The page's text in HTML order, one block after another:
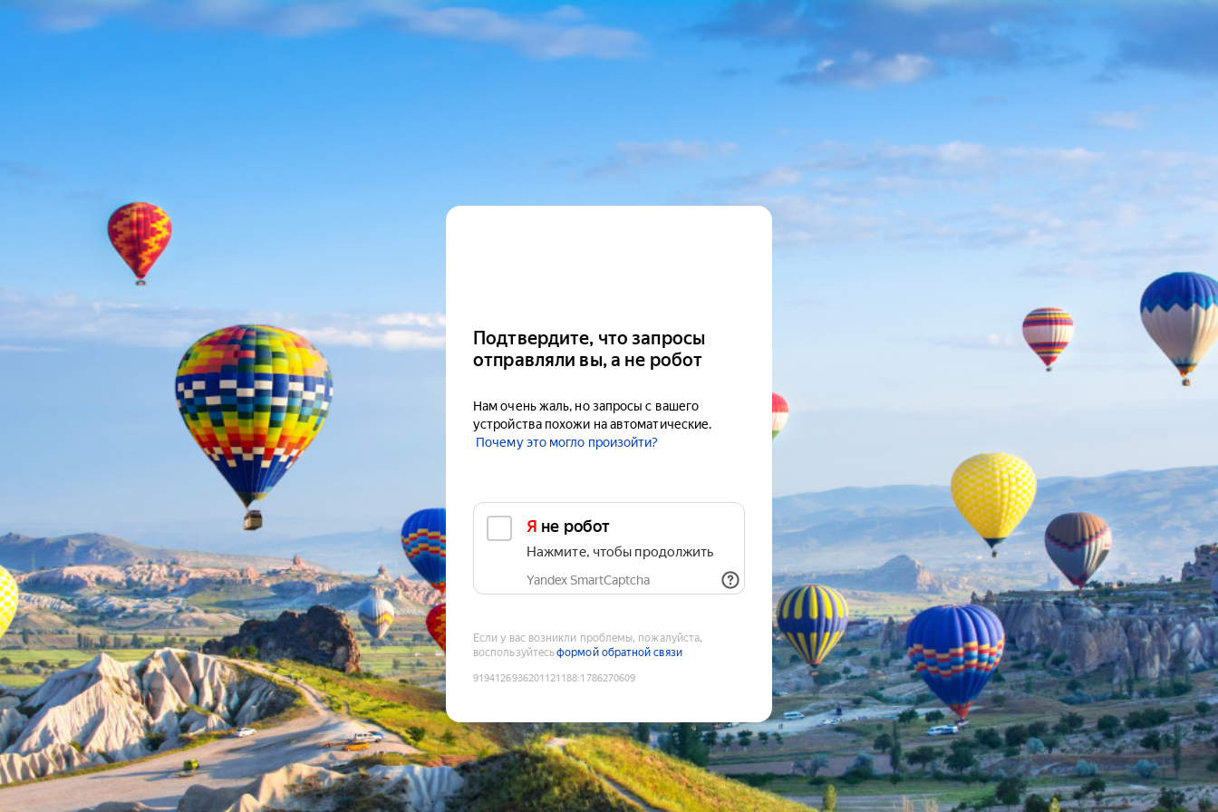
Подтвердите, что запросы
отправляли вы, а не робот
Нам очень жаль, но запросы с вашего
устройства похожи на автоматические.
Почему это могло произойти?
Я не робот
Нажмите, чтобы продолжить
Yandex SmartCaptcha
Если у вас возникли проблемы, пожалуйста,
воспользуйтесьформой обратной связи
9194126936201121188:1786270609